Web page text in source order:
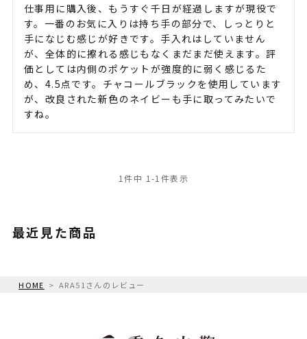
仕事用に購入後、もうすぐ千日が経過しますが現役で
す。一番のお気に入りは持ち手の部分で、しっとりと
手になじむ感じが好きです。手入れはしていません
が、全体的に擦れる感じもなくまだまだ使えます。評
価としては内側のポケットが強度的に弱く感じるた
め、4.5点です。チャコールブラックを使用しています
が、改良された新色のネイビーも手に取ってみたいで
すね。
1件中 1 -1 件表示
最近見た商品
HOME ARA51さんのレビュー